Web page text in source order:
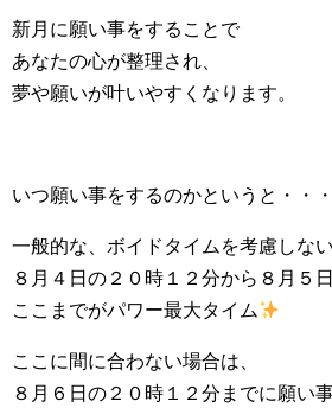
新月に願い事をすることで
あなたの心が整理され、
夢や願いが叶いやすくなります。
いつ願い事をするのかというと・・・
一般的な、ボイドタイムを考慮しな
８月４日の２０時１２分から８月５
ここまでがパワー最大タイム
ここに間に合わない場合は、
８月６日の２０時１２分までに願い